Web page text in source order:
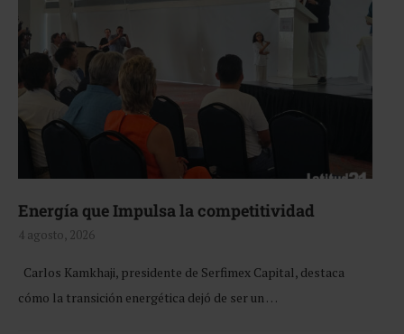
Energía que Impulsa la competitividad
4 agosto, 2026
Carlos Kamkhaji, presidente de Serfimex Capital, destaca
cómo la transición energética dejó de ser un …